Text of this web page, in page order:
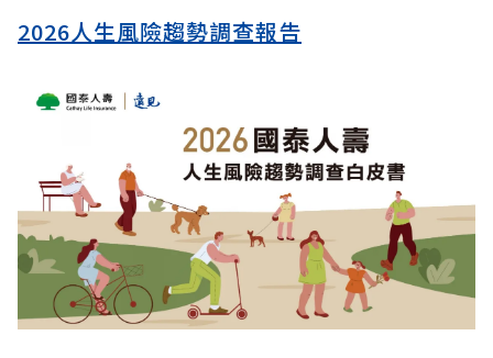
2026人生風險趨勢調查報告